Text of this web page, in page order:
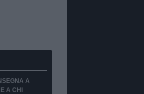
A
A CHI